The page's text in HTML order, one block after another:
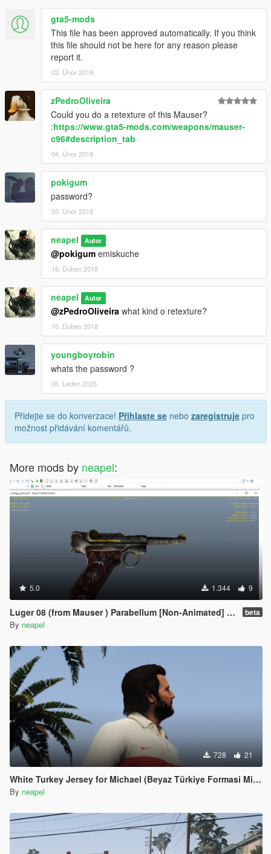
gta5-mods
This file has been approved automatically. If you think
this file should not be here for any reason please
report it.
02. Únor 2018
zPedroOliveira
Could you do a retexture of this Mauser?
:https://www.gta5-mods.com/weapons/mauser-
c96#description_tab
04. Únor 2018
pokigum
password?
05. Únor 2018
neapel Autor
@pokigum emiskuche
16. Duben 2018
neapel Autor
@zPedroOliveira what kind o retexture?
16. Duben 2018
youngboyrobin
whats the password ?
05. Leden 2025
Přidejte se do konverzace! Přihlaste se nebo zaregistruje pro
možnost přidávání komentářů.
More mods by neapel:
5.0 1.344 9
Luger 08 (from Mauser ) Parabellum [Non-Animated] Retexture beta
By neapel
728 21
White Turkey Jersey for Michael (Beyaz Türkiye Formasi Michael icin)
By neapel